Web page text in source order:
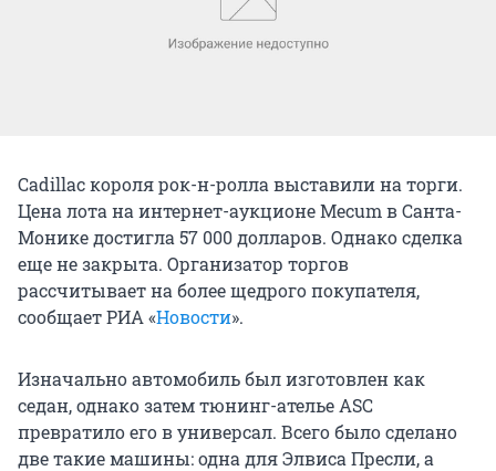
Cadillac короля рок-н-ролла выставили на торги.
Цена лота на интернет-аукционе Mecum в Санта-
Монике достигла 57 000 долларов. Однако сделка
еще не закрыта. Организатор торгов
рассчитывает на более щедрого покупателя,
сообщает РИА «Новости».
Изначально автомобиль был изготовлен как
седан, однако затем тюнинг-ателье ASC
превратило его в универсал. Всего было сделано
две такие машины: одна для Элвиса Пресли, а